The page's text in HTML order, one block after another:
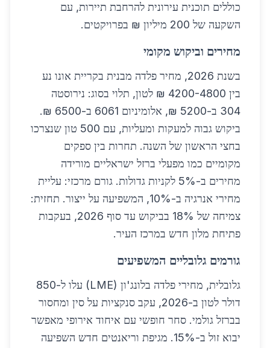
כוללים תוכנית עירונית להרחבת תיירות, עם
השקעה של 200 מיליון ₪ בפרויקטים.
מחירים וביקוש מקומי
בשנת 2026, מחיר פלדה מבנית בקריית אונו נע
בין 4200-4800 ₪ לטון, תלוי בסוג: נירוסטה
304 ב-5200 ₪, אלומיניום 6061 ב-6500 ₪.
ביקוש גבוה למעקות ומעליות, עם 500 טון שנצרכו
בחצי הראשון של השנה. תחרות בין ספקים
מקומיים כמו מפעלי ברזל ישראליים מורידה
מחירים ב-5% לקניות גדולות. גורם מרכזי: עליית
מחירי אנרגיה ב-10%, המשפיעה על ייצור. תחזית:
צמיחה של 18% בביקוש עד סוף 2026, בעקבות
פתיחת מלון חדש במרכז העיר.
גורמים גלובליים המשפיעים
גלובלית, מחירי פלדה בלונג'ון (LME) עלו ל-850
דולר לטון ב-2026, עקב סנקציות על סין ומחסור
בברזל גולמי. סחר חופשי עם איחוד אירופי מאפשר
יבוא זול ב-15%. מגיפת וריאנטים חדש השפיעה